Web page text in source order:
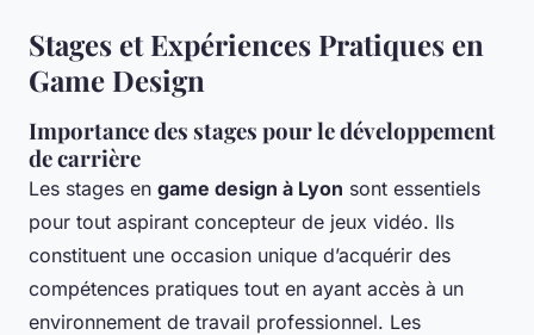
Stages et Expériences Pratiques en
Game Design
Importance des stages pour le développement
de carrière
Les stages en game design à Lyon sont essentiels
pour tout aspirant concepteur de jeux vidéo. Ils
constituent une occasion unique d’acquérir des
compétences pratiques tout en ayant accès à un
environnement de travail professionnel. Les